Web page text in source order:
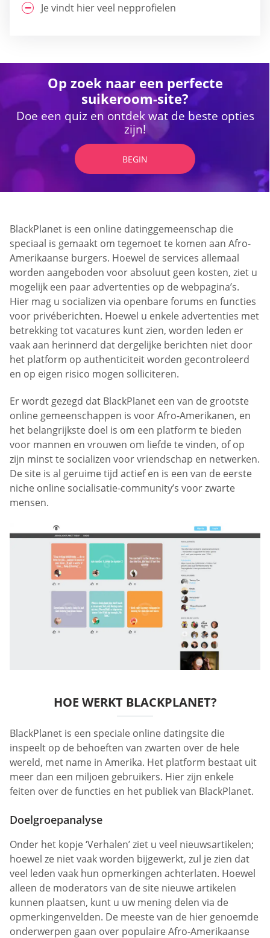
Je vindt hier veel nepprofielen
Op zoek naar een perfecte
suikeroom-site?
Doe een quiz en ontdek wat de beste opties
zijn!
BEGIN
BlackPlanet is een online datinggemeenschap die
speciaal is gemaakt om tegemoet te komen aan Afro-
Amerikaanse burgers. Hoewel de services allemaal
worden aangeboden voor absoluut geen kosten, ziet u
mogelijk een paar advertenties op de webpagina’s.
Hier mag u socializen via openbare forums en functies
voor privéberichten. Hoewel u enkele advertenties met
betrekking tot vacatures kunt zien, worden leden er
vaak aan herinnerd dat dergelijke berichten niet door
het platform op authenticiteit worden gecontroleerd
en op eigen risico mogen solliciteren.
Er wordt gezegd dat BlackPlanet een van de grootste
online gemeenschappen is voor Afro-Amerikanen, en
het belangrijkste doel is om een platform te bieden
voor mannen en vrouwen om liefde te vinden, of op
zijn minst te socializen voor vriendschap en netwerken.
De site is al geruime tijd actief en is een van de eerste
niche online socialisatie-community’s voor zwarte
mensen.
HOE WERKT BLACKPLANET?
BlackPlanet is een speciale online datingsite die
inspeelt op de behoeften van zwarten over de hele
wereld, met name in Amerika. Het platform bestaat uit
meer dan een miljoen gebruikers. Hier zijn enkele
feiten over de functies en het publiek van BlackPlanet.
Doelgroepanalyse
Onder het kopje ‘Verhalen’ ziet u veel nieuwsartikelen;
hoewel ze niet vaak worden bijgewerkt, zul je zien dat
veel leden vaak hun opmerkingen achterlaten. Hoewel
alleen de moderators van de site nieuwe artikelen
kunnen plaatsen, kunt u uw mening delen via de
opmerkingenvelden. De meeste van de hier genoemde
onderwerpen gaan over populaire Afro-Amerikaanse